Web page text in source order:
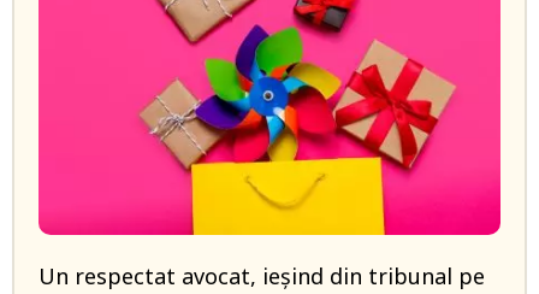
Un respectat avocat, ieșind din tribunal pe